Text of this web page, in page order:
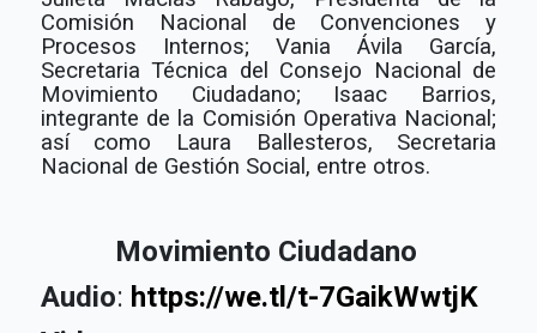
Comisión Nacional de Convenciones y
Procesos Internos; Vania Ávila García,
Secretaria Técnica del Consejo Nacional de
Movimiento Ciudadano; Isaac Barrios,
integrante de la Comisión Operativa Nacional;
así como Laura Ballesteros, Secretaria
Nacional de Gestión Social, entre otros.
Movimiento Ciudadano
Audio: https://we.tl/t-7GaikWwtjK